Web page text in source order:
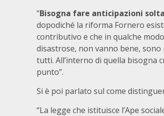
“Bisogna fare anticipazioni
dopodiché la riforma Fornero
contributivo e che in qualche
disastrose, non vanno bene, sono
tutti. All’interno di quella bisogna
punto”.
Si è poi parlato sul come
“La legge che istituisce l’Ape